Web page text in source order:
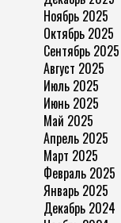
Ноябрь 2025
Октябрь 2025
Сентябрь 2025
Август 2025
Июль 2025
Июнь 2025
Май 2025
Апрель 2025
Март 2025
Февраль 2025
Январь 2025
Декабрь 2024